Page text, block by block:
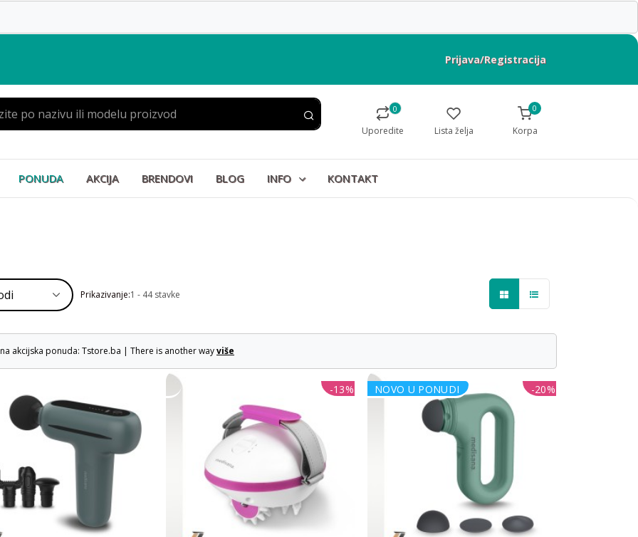
Prijava/Registracija
0
Uporedite Lista želja
0
Korpa
PONUDA AKCIJA BRENDOVI BLOG INFO KONTAKT
Prikazivanje:1 - 44 stavke
akcijska ponuda: Tstore.ba | There is another wayviše
-13% NOVO U PONUDI -20%